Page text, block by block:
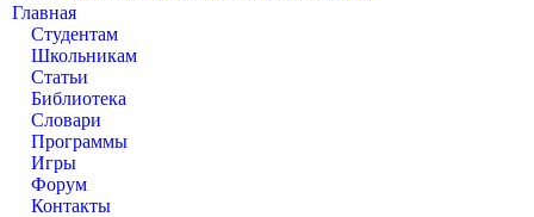
Главная
Студентам
Школьникам
Статьи
Библиотека
Словари
Программы
Игры
Форум
Контакты